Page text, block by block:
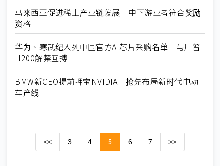
马来西亚促进稀土产业链发展 中下游业者符合奖励
资格
华为、寒武纪入列中国官方AI芯片采购名单 与川普
H200解禁互搏
BMW新CEO提前押宝NVIDIA 抢先布局新时代电动
车产线
<< 3 4 5 6 7 >>